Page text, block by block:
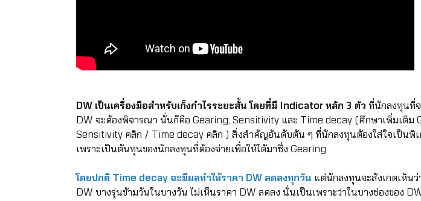
DW เป็นเครื่องมือสำหรับเก็งกำไรระยะสั้น โดยที่มี Indicator หลัก 3 ตัวที่นักลงทุนที่จ
DW จะต้องพิจารณา นั่นก็คือ Gearing, Sensitivity และ Time decay (ศึกษาเพิ่มเติม
Sensitivityคลิก / Time decayคลิก ) สิ่งสำคัญอันดับต้น ๆ ที่นักลงทุนต้องใส่ใจเป็นพิ
เพราะเป็นต้นทุนของนักลงทุนที่ต้องจ่ายเพื่อให้ได้มาซึ่ง Gearing
โดยปกติ Time decay จะมีผลทำให้ราคา DW ลดลงทุกวัน แต่นักลงทุนจะสังเกตเห็นว่
DW บางรุ่นข้ามวันในบางวัน ไม่เห็นราคา DW ลดลง นั่นเป็นเพราะว่าในบางช่องของ